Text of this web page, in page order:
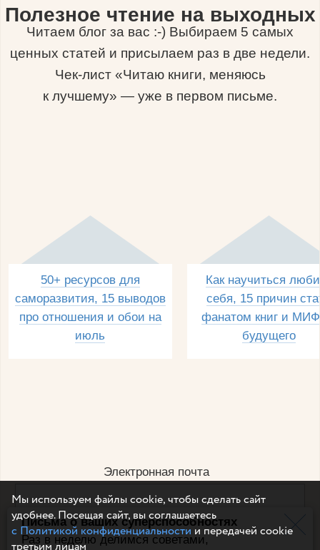
Письма о ваших суперспособностях
Раз в неделю делимся советами,
Полезное чтение на выходных
Читаем блог за вас :-) Выбираем 5 самых
ценных статей и присылаем раз в две недели.
Чек-лист «Читаю книги, меняюсь
к лучшему» — уже в первом письме.
50+ ресурсов для
саморазвития, 15 выводов
про отношения и обои на
июль
Как научиться
себя, 15 причин
фанатом книг и
будущего
Электронная почта
Например, dulsineya@gmail.com
Без спама и смс
Мы используем файлы cookie, чтобы сделать сайт
удобнее. Посещая сайт, вы соглашаетесь
с Политикой конфиденциальностии передачей cookie